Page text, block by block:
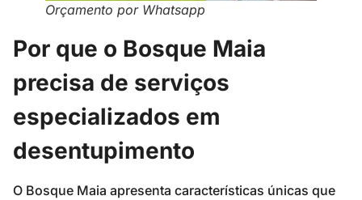
Orçamento por Whatsapp
Por que o Bosque Maia
precisa de serviços
especializados em
desentupimento
O Bosque Maia apresenta características únicas que